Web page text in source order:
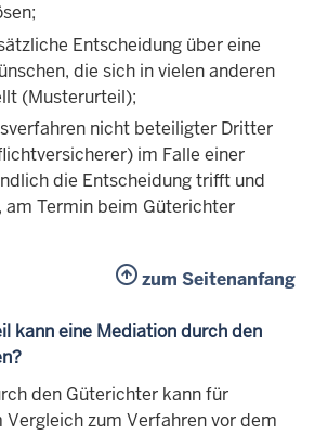
Entscheidung über eine
die sich in vielen anderen
(Musterurteil);
nicht beteiligter Dritter
im Falle einer
die Entscheidung trifft und
Termin beim Güterichter
zum Seitenanfang
kann eine Mediation durch den
den Güterichter kann für
zum Verfahren vor dem